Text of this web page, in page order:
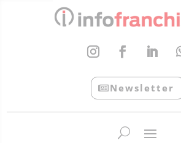
Newsletter